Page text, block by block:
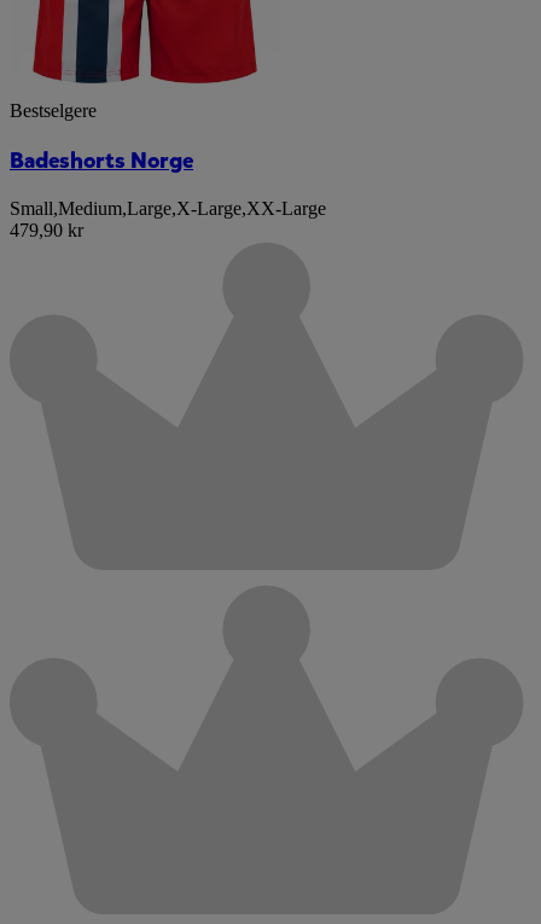
Bestselgere
Badeshorts Norge
Small,Medium,Large,X-Large,XX-Large
479,90 kr